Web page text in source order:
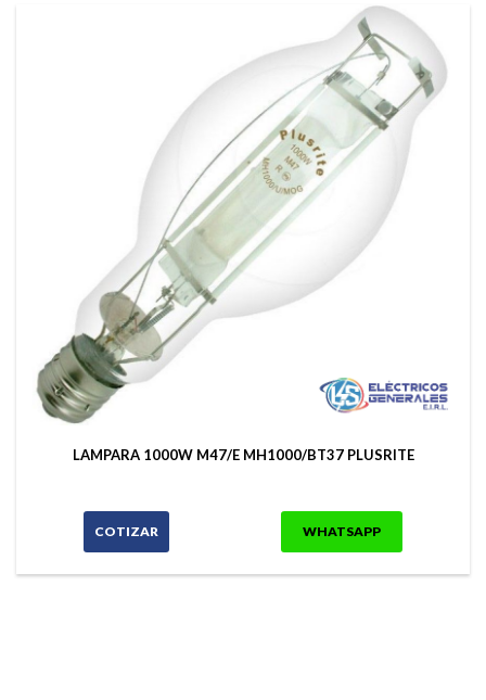
LAMPARA 1000W M47/E MH1000/BT37 PLUSRITE
COTIZAR WHATSAPP